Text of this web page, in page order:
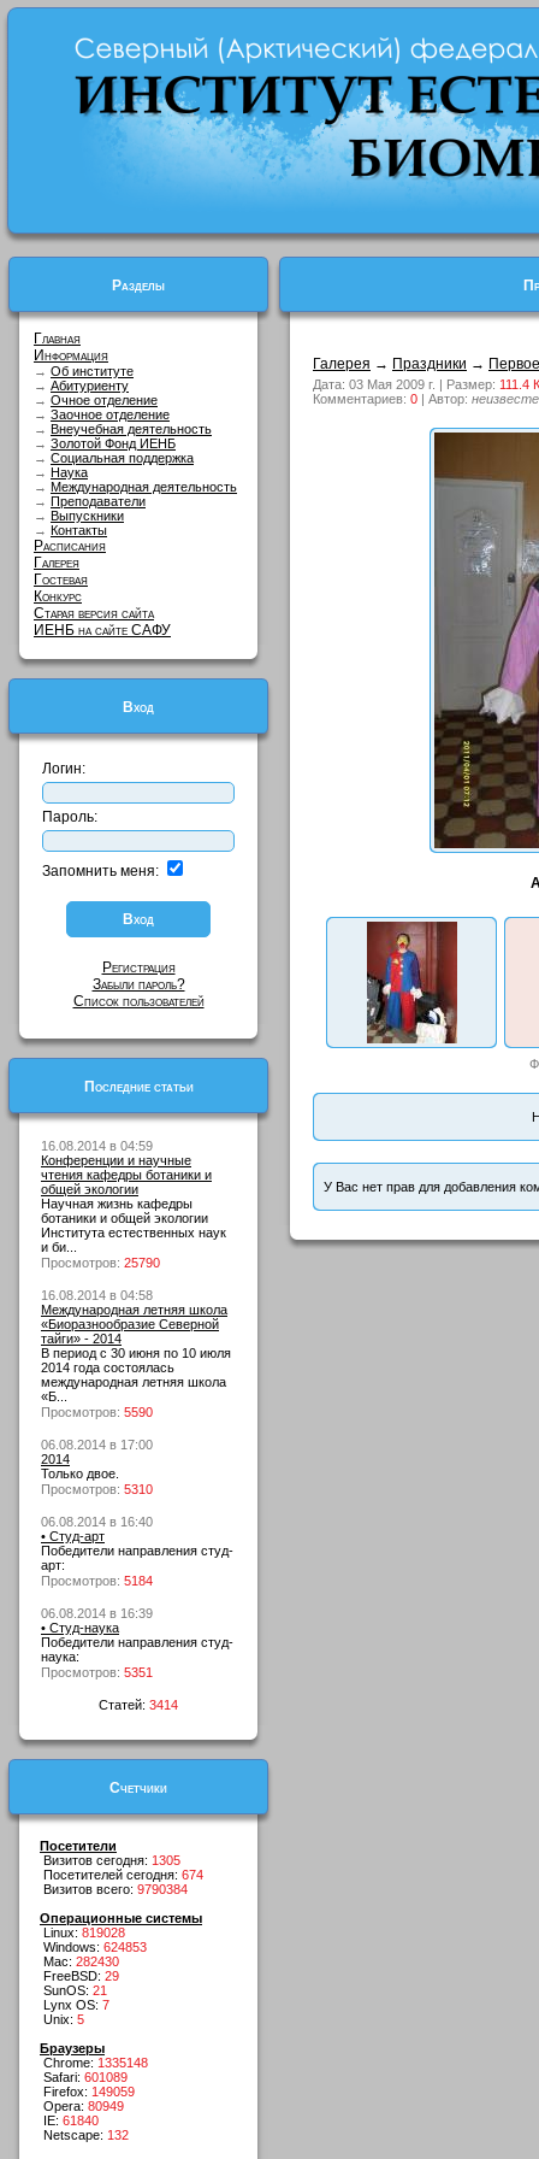
Разделы
Главная
Информация
→ Об институте
→ Абитуриенту
→ Очное отделение
→ Заочное отделение
→ Внеучебная деятельность
→ Золотой Фонд ИЕНБ
→ Социальная поддержка
→ Наука
→ Международная деятельность
→ Преподаватели
→ Выпускники
→ Контакты
Расписания
Галерея
Гостевая
Конкурс
Старая версия сайта
ИЕНБ на сайте САФУ
Вход
Логин:
Пароль:
Запомнить меня:
Регистрация
Забыли пароль?
Список пользователей
Последние статьи
16.08.2014 в 04:59
Конференции и научные
чтения кафедры ботаники и
общей экологии
Научная жизнь кафедры
ботаники и общей экологии
Института естественных наук
и би...
Просмотров: 25790
16.08.2014 в 04:58
Международная летняя школа
«Биоразнообразие Северной
тайги» - 2014
В период с 30 июня по 10 июля
2014 года состоялась
международная летняя школа
«Б...
Просмотров: 5590
06.08.2014 в 17:00
2014
Только двое.
Просмотров: 5310
06.08.2014 в 16:40
• Студ-арт
Победители направления студ-
арт:
Просмотров: 5184
06.08.2014 в 16:39
• Студ-наука
Победители направления студ-
наука:
Просмотров: 5351
Статей: 3414
Счетчики
Посетители
Визитов сегодня: 1305
Посетителей сегодня: 674
Визитов всего: 9790384
Операционные системы
Linux: 819028
Windows: 624853
Mac: 282430
FreeBSD: 29
SunOS: 21
Lynx OS: 7
Unix: 5
Браузеры
Chrome: 1335148
Safari: 601089
Firefox: 149059
Opera: 80949
IE: 61840
Netscape: 132
Галерея → Праздники →
Дата: 03 Мая 2009 г. | Размер: 111.4
Комментариев: 0 | Автор:
У Вас нет прав для добавления